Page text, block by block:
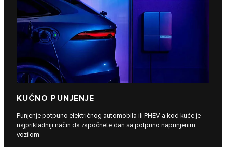
KUĆNO PUNJENJE
Punjenje potpuno električnog automobila ili PHEV-a kod kuće je
najprikladniji način da započnete dan sa potpuno napunjenim
vozilom.